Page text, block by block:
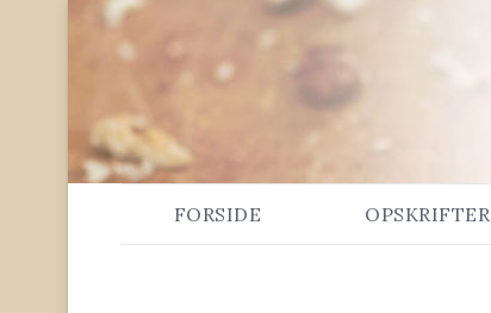
FORSIDE OPSKRIFTER